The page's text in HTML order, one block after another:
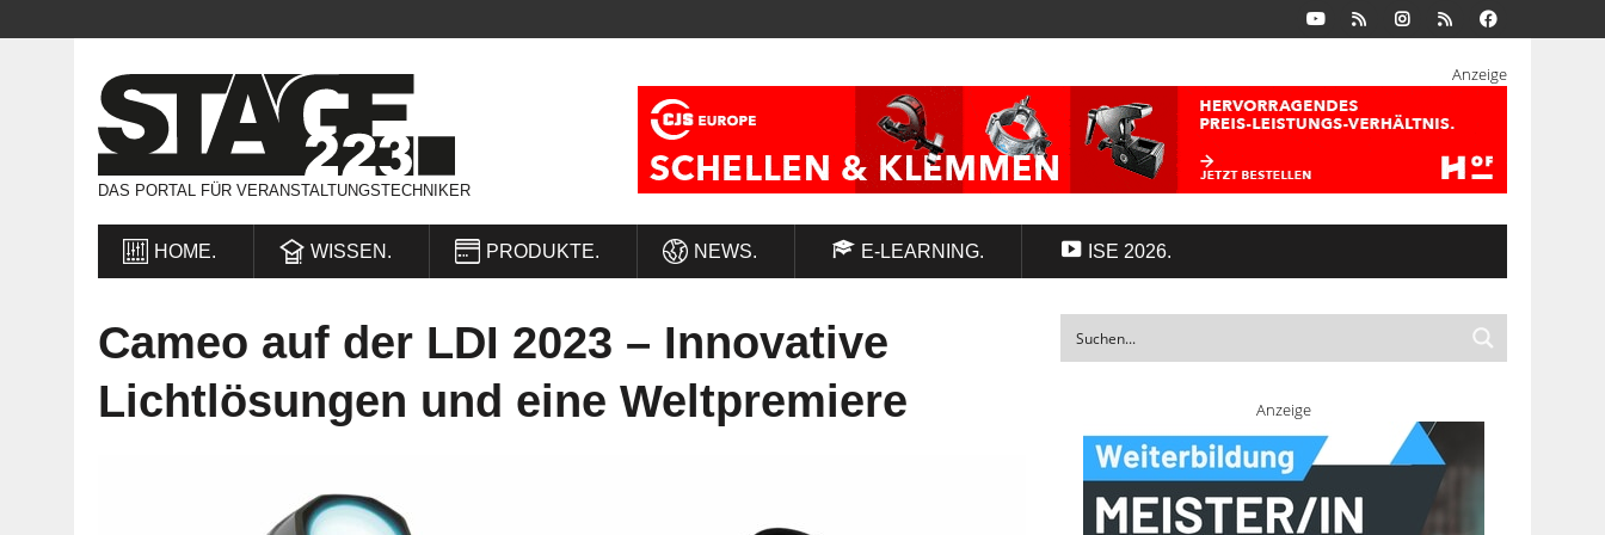
DAS PORTAL FÜR VERANSTALTUNGSTECHNIKER
Anzeige
HOME. WISSEN. PRODUKTE. NEWS. E-LEARNING. ISE 2026.
Cameo auf der LDI 2023 – Innovative
Lichtlösungen und eine Weltpremiere
Anzeige